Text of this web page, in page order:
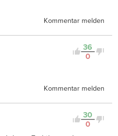
Kommentar melden
36
0
Kommentar melden
30
0